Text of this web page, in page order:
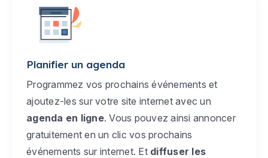
Planifier un agenda
Programmez vos prochains événements et
ajoutez-les sur votre site internet avec un
agenda en ligne. Vous pouvez ainsi annoncer
gratuitement en un clic vos prochains
événements sur internet. Et diffuser les